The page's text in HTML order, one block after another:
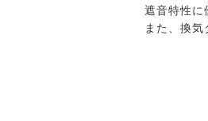
遮音特性に
また、換